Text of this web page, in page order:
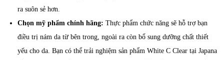
ra suôn sẻ hơn.
Chọn mỹ phẩm chính hãng: Thực phẩm chức năng sẽ hỗ trợ bạn
điều trị nám da từ bên trong, ngoài ra còn bổ sung dưỡng chất thiết
yếu cho da. Bạn có thể trải nghiệm sản phẩm White C Clear tại Japana